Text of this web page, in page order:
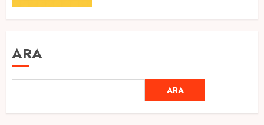
ARA
ARA